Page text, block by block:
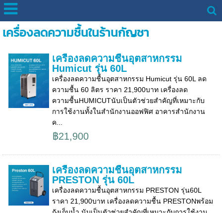
เครื่องลดความชื้นในร้านกัญชา
เครื่องลดความชื้นอุตสาหกรรม
Humicut รุ่น 60L
เครื่องลดความชื้นอุตสาหกรรม Humicut รุ่น 60L ลด
ความชื้น 60 ลิตร ราคา 21,900บาท เครื่องลด
ความชื้นHUMICUTนับเป็นตัวช่วยสำคัญที่เหมาะกับ
การใช้งานทั้งในสำนักงานออฟฟิศ อาคารสำนักงาน
ค...
฿21,900
เครื่องลดความชื้นอุตสาหกรรม
PRESTON รุ่น 60L
เครื่องลดความชื้นอุตสาหกรรม PRESTON รุ่น60L
ราคา 21,900บาท เครื่องลดความชื้น PRESTONพร้อม